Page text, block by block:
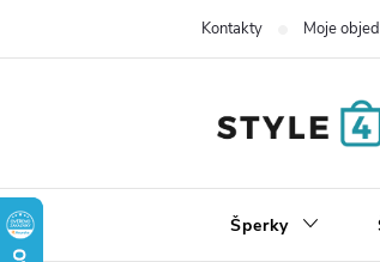
Kontakty Moje
Šperky